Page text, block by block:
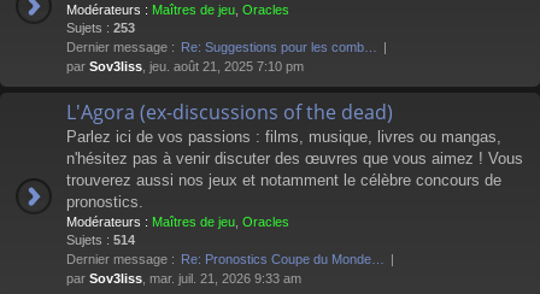
Modérateurs : Maîtres de jeu Oracles
Sujets : 253
Dernier message : Re: Suggestions pour les comb…
par Sov3liss , jeu. août 21, 2025 7:10 pm
L'Agora (ex-discussions of the dead)
Parlez ici de vos passions : films, musique, livres ou mangas,
n'hésitez pas à venir discuter des œuvres que vous aimez ! Vous
trouverez aussi nos jeux et notamment le célèbre concours de
pronostics.
Modérateurs : Maîtres de jeu Oracles
Sujets : 514
Dernier message : Re: Pronostics Coupe du Monde…
par Sov3liss , mar. juil. 21, 2026 9:33 am